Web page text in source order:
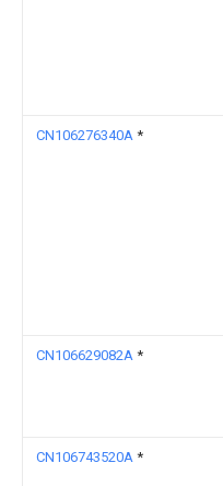
CN106276340A *
CN106629082A *
CN106743520A *